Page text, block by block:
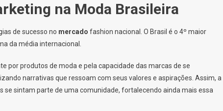
na Moda Brasileira
de sucesso no mercado fashion nacional. O Brasil é o 4º maior
da média internacional.
por produtos de moda e pela capacidade das marcas de se
narrativas que ressoam com seus valores e aspirações. Assim, a
se sintam parte de uma comunidade, fortalecendo ainda mais essa